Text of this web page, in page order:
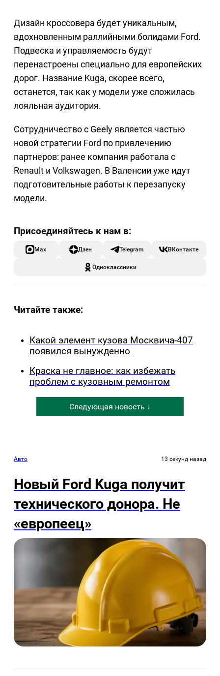
Дизайн кроссовера будет уникальным,
вдохновленным раллийными болидами Ford.
Подвеска и управляемость будут
перенастроены специально для европейских
дорог. Название Kuga, скорее всего,
останется, так как у модели уже сложилась
лояльная аудитория.
Сотрудничество с Geely является частью
новой стратегии Ford по привлечению
партнеров: ранее компания работала с
Renault и Volkswagen. В Валенсии уже идут
подготовительные работы к перезапуску
модели.
Max Дзен Telegram ВКонтакте
Одноклассники
Читайте также:
Какой элемент кузова Москвича-407
появился вынужденно
Краска не главное: как избежать
проблем с кузовным ремонтом
Следующая новость ↓
Авто 13 секунд назад
Новый Ford Kuga получит
технического донора. Не
«европеец»